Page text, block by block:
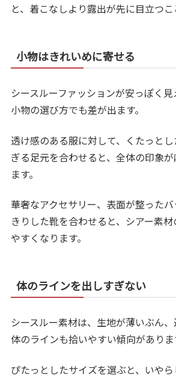
と、着こなしより露出が先に目立つこ
小物はきれいめに寄せる
シースルーファッションが安っぽく見
小物の選び方でも差が出ます。
透け感のある服に対して、くたっと
ぎる足元を合わせると、全体の印象
ます。
華奢なアクセサリー、表面が整った
きりした靴を合わせると、シアー素
やすくなります。
体のラインを出しすぎない
シースルー素材は、生地が薄いぶん
体のラインも拾いやすい傾向がありま
ぴたっとしたサイズを選ぶと、いや